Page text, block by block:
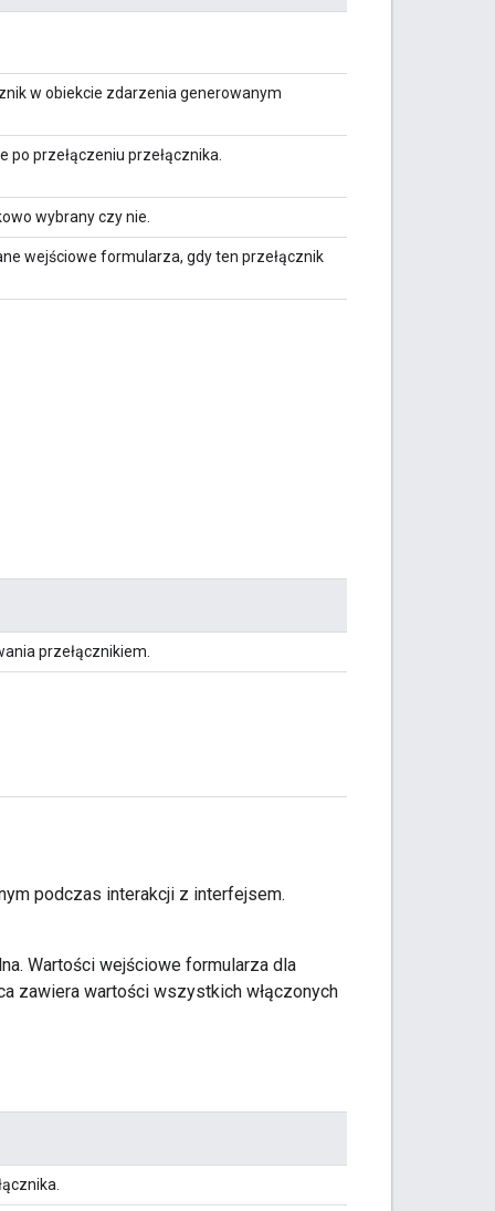
w obiekcie zdarzenia generowanym
po przełączeniu przełącznika.
wybrany czy nie.
wejściowe formularza, gdy ten przełącznik
przełącznikiem.
podczas interakcji z interfejsem.
Wartości wejściowe formularza dla
zawiera wartości wszystkich włączonych